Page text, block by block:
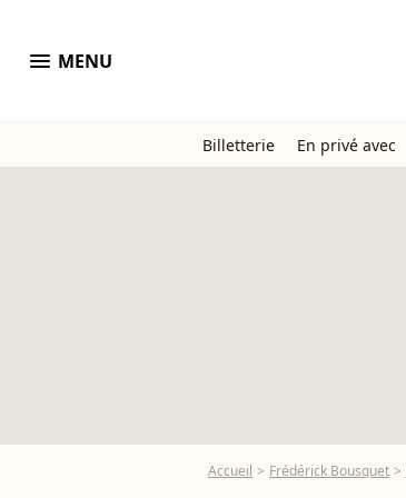
menu MENU
Billetterie En privé avec
Accueil Frédérick Bousquet